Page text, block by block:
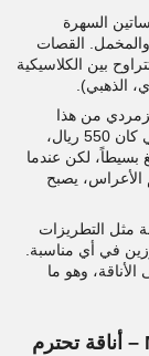
السهرة
القصات
بين الكلاسيكية
الذهبي).
من هذا
القسم لحضور حفل خطوبة قريبتي. السعر الأصلي كان 550 ريال،
قد يبدو المبلغ بسيطاً، لكن عندما
يصبح
مثل التطريزات
في أي مناسبة.
وهو ما
الأزياء المحتشمة Modest Fashion – أناقة تحترم